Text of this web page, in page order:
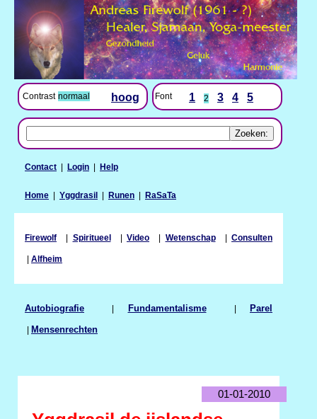
Contrast normaal hoog Font 1 2 3 4 5
Contact | Login | Help
Home | Yggdrasil | Runen | RaSaTa
Firewolf | Spiritueel| Video | Wetenschap| Consulten
| Alfheim
Autobiografie | Fundamentalisme| Parel
| Mensenrechten
01-01-2010